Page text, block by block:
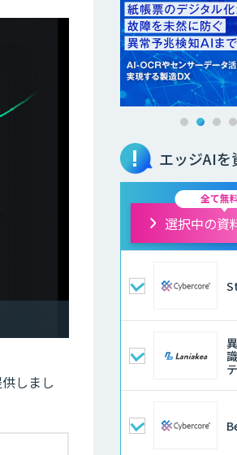
しまし
エッジAIを
全て無
選択中の資